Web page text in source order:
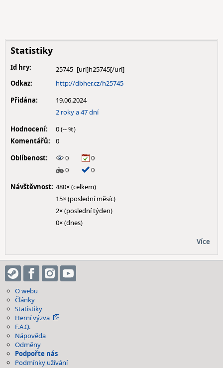
Statistiky
Id hry:
25745
Odkaz:
http://dbher.cz/h25745
Přidána:
19.06.2024
2 roky a 47 dní
Hodnocení:
0 (-- %)
Komentářů:
0
Oblíbenost:
0
0
0
0
Návštěvnost: 480× (celkem)
15× (poslední měsíc)
2× (poslední týden)
0× (dnes)
Více
O webu
Články
Statistiky
Herní výzva
F.A.Q.
Nápověda
Odměny
Podpořte nás
Podmínky užívání